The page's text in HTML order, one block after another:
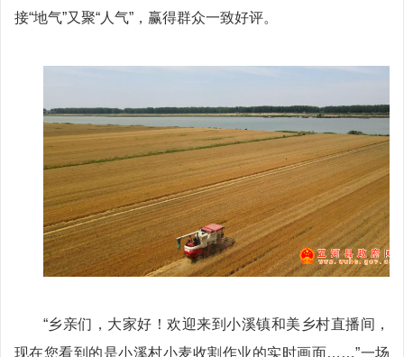
接“地气”又聚“人气”，赢得群众一致好评。
“乡亲们，大家好！欢迎来到小溪镇和美乡村直播间，
现在您看到的是小溪村小麦收割作业的实时画面……”一场